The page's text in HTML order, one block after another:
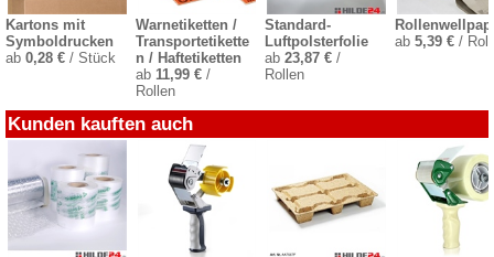
Kartons mit
Symboldrucken
ab 0,28 € / Stück
Warnetiketten /
Transportetikette
n / Haftetiketten
ab 11,99 €/
Rollen
Standard-
Luftpolsterfolie
ab23,87 € /
Rollen
ab 5,39 €/
Kunden kauften auch